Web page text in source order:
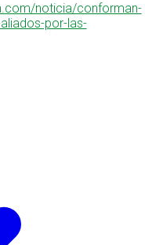
noticia/conforman-
por-las-